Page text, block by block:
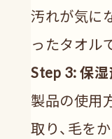
汚れが気に
ったタオル
Step 3: 保
製品の使用
取り、毛を